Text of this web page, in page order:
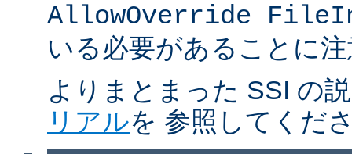
AllowOverride
いる必要があることに
よりまとまった SSI の
リアルを 参照してくだ